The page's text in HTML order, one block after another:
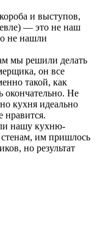
и выступов,
— это не наш
не нашли
мы решили делать
он все
такой, как
окончательно. Не
кухня идеально
нравится.
нашу кухню-
им пришлось
но результат